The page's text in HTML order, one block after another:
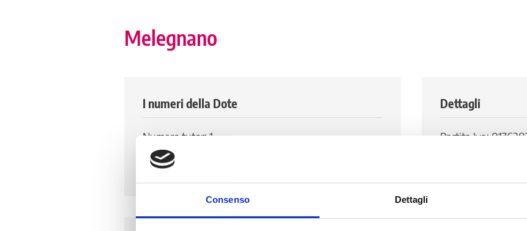
Consenso Dettagli
Melegnano
I numeri della Dote
Numero tutor: 1
Numero di tirocinanti attivi: 0
Numero di tirocinanti storico: 1
Dettagli
Partita Iva: